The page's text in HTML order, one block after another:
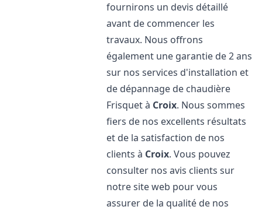
fournirons un devis détaillé
avant de commencer les
travaux. Nous offrons
également une garantie de 2 ans
sur nos services d'installation et
de dépannage de chaudière
Frisquet à Croix. Nous sommes
fiers de nos excellents résultats
et de la satisfaction de nos
clients à Croix. Vous pouvez
consulter nos avis clients sur
notre site web pour vous
assurer de la qualité de nos